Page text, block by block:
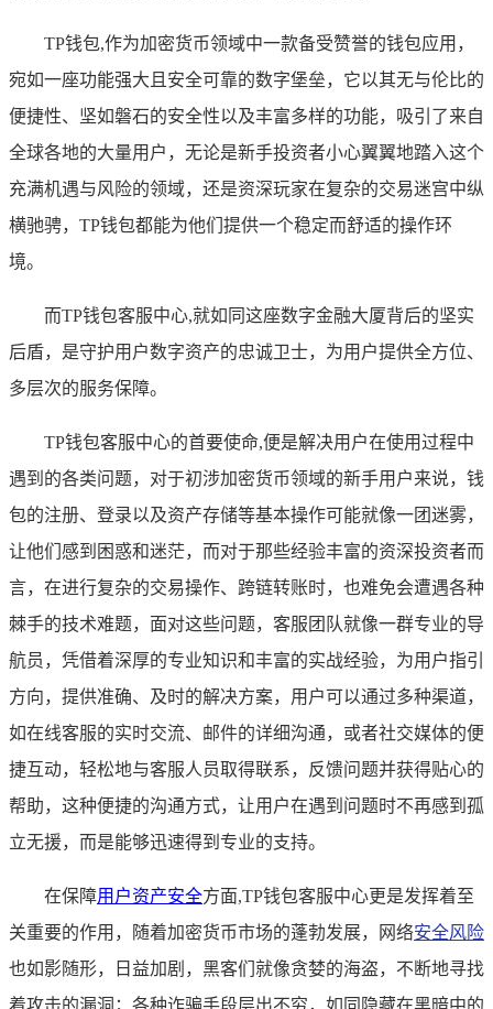
TP钱包,作为加密货币领域中一款备受赞誉的钱包应用，
宛如一座功能强大且安全可靠的数字堡垒，它以其无与伦比的
便捷性、坚如磐石的安全性以及丰富多样的功能，吸引了来自
全球各地的大量用户，无论是新手投资者小心翼翼地踏入这个
充满机遇与风险的领域，还是资深玩家在复杂的交易迷宫中纵
横驰骋，TP钱包都能为他们提供一个稳定而舒适的操作环
境。
而TP钱包客服中心,就如同这座数字金融大厦背后的坚实
后盾，是守护用户数字资产的忠诚卫士，为用户提供全方位、
多层次的服务保障。
TP钱包客服中心的首要使命,便是解决用户在使用过程中
遇到的各类问题，对于初涉加密货币领域的新手用户来说，钱
包的注册、登录以及资产存储等基本操作可能就像一团迷雾，
让他们感到困惑和迷茫，而对于那些经验丰富的资深投资者而
言，在进行复杂的交易操作、跨链转账时，也难免会遭遇各种
棘手的技术难题，面对这些问题，客服团队就像一群专业的导
航员，凭借着深厚的专业知识和丰富的实战经验，为用户指引
方向，提供准确、及时的解决方案，用户可以通过多种渠道，
如在线客服的实时交流、邮件的详细沟通，或者社交媒体的便
捷互动，轻松地与客服人员取得联系，反馈问题并获得贴心的
帮助，这种便捷的沟通方式，让用户在遇到问题时不再感到孤
立无援，而是能够迅速得到专业的支持。
在保障用户资产安全方面,TP钱包客服中心更是发挥着至
关重要的作用，随着加密货币市场的蓬勃发展，网络安全风险
也如影随形，日益加剧，黑客们就像贪婪的海盗，不断地寻找
着攻击的漏洞；各种诈骗手段层出不穷，如同隐藏在黑暗中的